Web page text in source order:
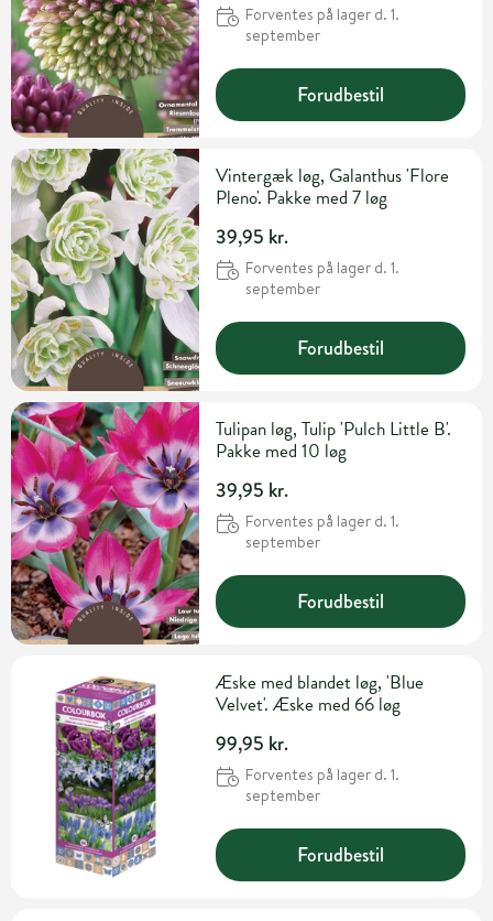
Forventes på lager d. 1.
september
Forudbestil
Vintergæk løg, Galanthus 'Flore
Pleno'. Pakke med 7 løg
39,95 kr.
Forventes på lager d. 1.
september
Forudbestil
Tulipan løg, Tulip 'Pulch Little B'.
Pakke med 10 løg
39,95 kr.
Forventes på lager d. 1.
september
Forudbestil
Æske med blandet løg, 'Blue
Velvet'. Æske med 66 løg
99,95 kr.
Forventes på lager d. 1.
september
Forudbestil